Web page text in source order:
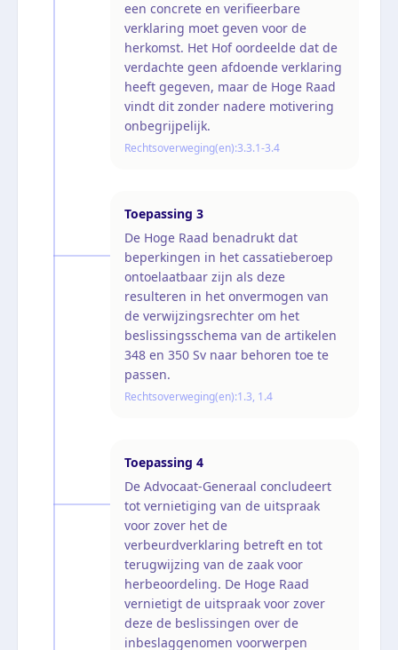
een concrete en verifieerbare
verklaring moet geven voor de
herkomst. Het Hof oordeelde dat de
verdachte geen afdoende verklaring
heeft gegeven, maar de Hoge Raad
vindt dit zonder nadere motivering
onbegrijpelijk.
Rechtsoverweging(en):3.3.1-3.4
Toepassing 3
De Hoge Raad benadrukt dat
beperkingen in het cassatieberoep
ontoelaatbaar zijn als deze
resulteren in het onvermogen van
de verwijzingsrechter om het
beslissingsschema van de artikelen
348 en 350 Sv naar behoren toe te
passen.
Rechtsoverweging(en):1.3, 1.4
Toepassing 4
De Advocaat-Generaal concludeert
tot vernietiging van de uitspraak
voor zover het de
verbeurdverklaring betreft en tot
terugwijzing van de zaak voor
herbeoordeling. De Hoge Raad
vernietigt de uitspraak voor zover
deze de beslissingen over de
inbeslaggenomen voorwerpen